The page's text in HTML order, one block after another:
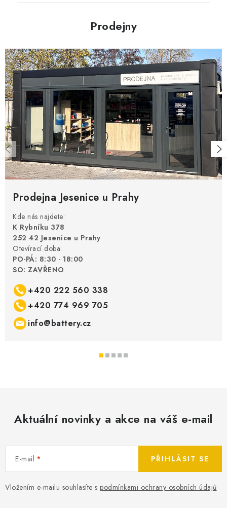
Prodejny
Prodejna Jesenice u Prahy
Kde nás najdete:
K Rybníku 378
252 42 Jesenice u Prahy
Otevírací doba:
PO-PÁ: 8:30 - 18:00
SO: ZAVŘENO
+420 222 560 338
+420 774 969 705
info@battery.cz
Aktuální novinky a akce na váš e-mail
E-mail
Vložením e-mailu souhlasíte s podmínkami ochrany osobních údajů
PŘIHLÁSIT SE